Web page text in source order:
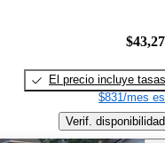
El precio incluye tasas
$831/mes
Verif. disponibilidad